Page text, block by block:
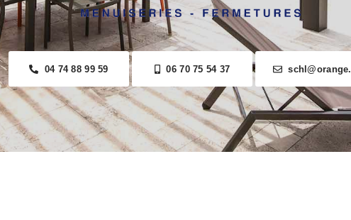
04 74 88 99 59 06 70 75 54 37